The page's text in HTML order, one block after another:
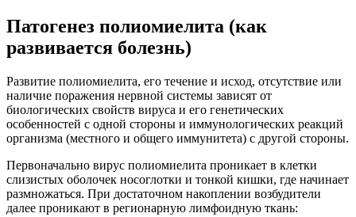
Патогенез полиомиелита (как
развивается болезнь)
Развитие полиомиелита, его течение и исход, отсутствие или
наличие поражения нервной системы зависят от
биологических свойств вируса и его генетических
особенностей с одной стороны и иммунологических реакций
организма (местного и общего иммунитета) с другой стороны.
Первоначально вирус полиомиелита проникает в клетки
слизистых оболочек носоглотки и тонкой кишки, где начинает
размножаться. При достаточном накоплении возбудители
далее проникают в регионарную лимфоидную ткань: